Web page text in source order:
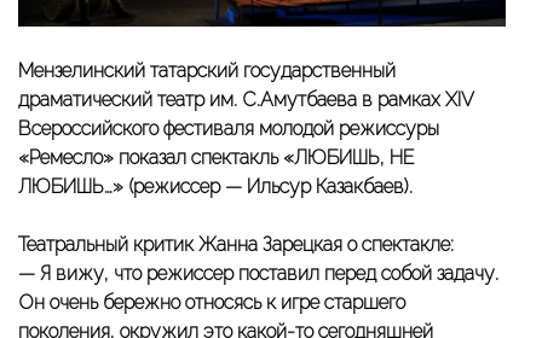
Мензелинский татарский государственный
драматический театр им. С.Амутбаева в рамках XIV
Всероссийского фестиваля молодой режиссуры
«Ремесло» показал спектакль «ЛЮБИШЬ, НЕ
ЛЮБИШЬ…» (режиссер — Ильсур Казакбаев).
Театральный критик Жанна Зарецкая о спектакле:
— Я вижу, что режиссер поставил перед собой задачу.
Он очень бережно относясь к игре старшего
поколения, окружил это какой-то сегодняшней